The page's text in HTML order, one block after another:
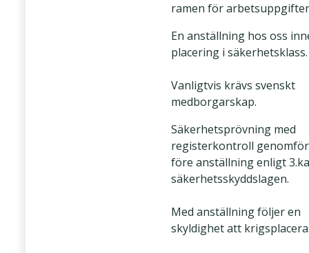
ramen för
En anställning hos oss
placering i säkerhetsklass.
Vanligtvis krävs svenskt
medborgarskap.
Säkerhetsprövning med
registerkontroll
före anställning enligt
säkerhetsskyddslagen.
Med anställning följer en
skyldighet att